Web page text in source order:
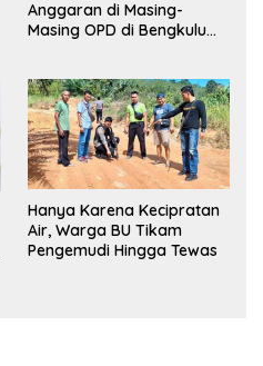
Anggaran di Masing-
Masing OPD di Bengkulu
Hanya Karena Kecipratan
Air, Warga BU Tikam
Pengemudi Hingga Tewas